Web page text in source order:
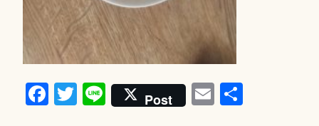
Fa T Li
ne
Post E 共